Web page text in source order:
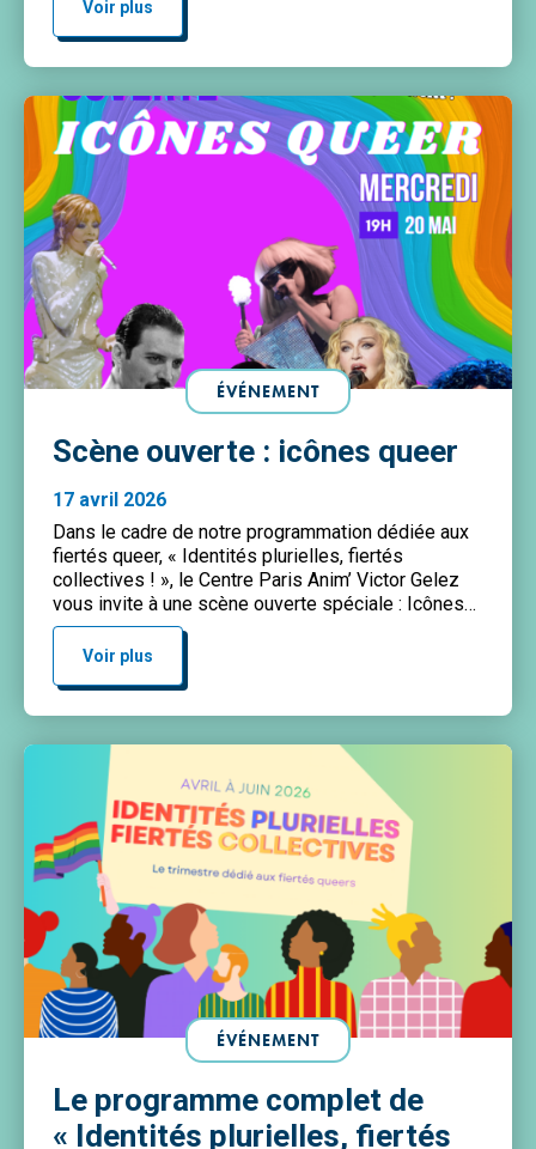
Voir plus
ÉVÉNEMENT
Scène ouverte : icônes queer
17 avril 2026
Dans le cadre de notre programmation dédiée aux
fiertés queer, « Identités plurielles, fiertés
collectives ! », le Centre Paris Anim’ Victor Gelez
vous invite à une scène ouverte spéciale : Icônes
Queer Mercredi 20 mai 2026 à partir de 19h,
montez sur scène pour interpréter la chanson de
Voir plus
ÉVÉNEMENT
Le programme complet de
« Identités plurielles, fiertés